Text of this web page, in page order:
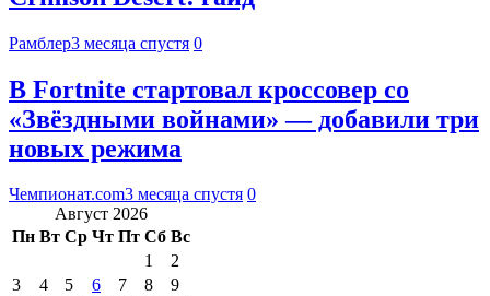
Рамблер3 месяца спустя 0
В Fortnite стартовал кроссовер со
«Звёздными войнами» — добавили три
новых режима
Чемпионат.com3 месяца спустя 0
Август 2026
Пн Вт Ср Чт Пт Сб Вс
1
2
3
4 5 6 7 8
9